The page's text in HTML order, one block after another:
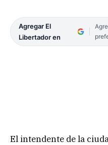
Agregar El
Libertador en
El intendente de la